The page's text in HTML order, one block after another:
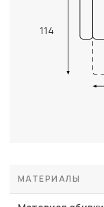
114
МАТЕРИАЛЫ